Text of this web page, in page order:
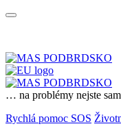
… na problémy nejste
Rychlá pomoc SOS